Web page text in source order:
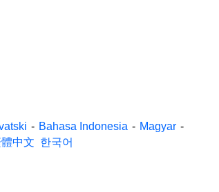
- Bahasa Indonesia - Magyar -
中文 한국어